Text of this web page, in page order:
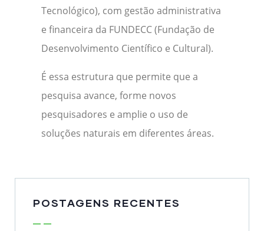
Tecnológico), com gestão administrativa
e financeira da FUNDECC (Fundação de
Desenvolvimento Científico e Cultural).
É essa estrutura que permite que a
pesquisa avance, forme novos
pesquisadores e amplie o uso de
soluções naturais em diferentes áreas.
POSTAGENS RECENTES